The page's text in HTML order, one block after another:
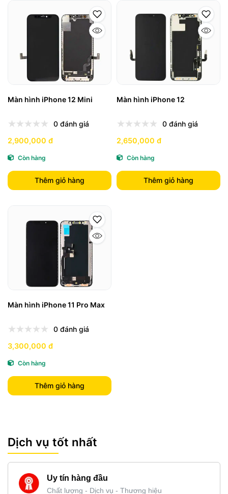
Màn hình iPhone 12 Mini
0 đánh giá
2,900,000 đ
Còn hàng
Thêm giỏ hàng
Màn hình iPhone 12
0 đánh giá
2,650,000 đ
Còn hàng
Thêm giỏ hàng
Màn hình iPhone 11 Pro Max
0 đánh giá
3,300,000 đ
Còn hàng
Thêm giỏ hàng
Dịch vụ tốt nhất
Uy tín hàng đầu
Chất lượng - Dịch vụ - Thương hiệu